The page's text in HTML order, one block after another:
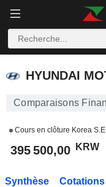
HYUNDAI
Comparaisons
Cours en clôture Korea
395 500,00 KRW
Synthèse Cotations